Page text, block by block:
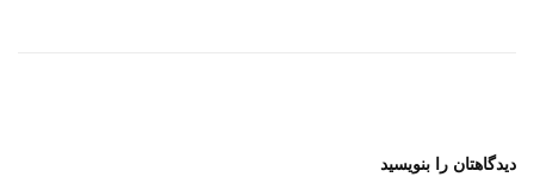
دیدگاهتان را بنویسید